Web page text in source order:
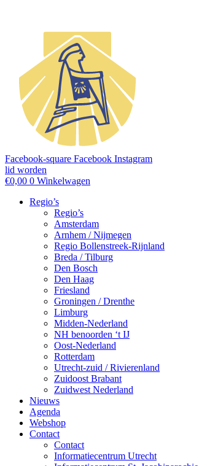
Facebook-square Facebook Instagram
lid worden
€0,00 0 Winkelwagen
Regio’s
Regio’s
Amsterdam
Arnhem / Nijmegen
Regio Bollenstreek-Rijnland
Breda / Tilburg
Den Bosch
Den Haag
Friesland
Groningen / Drenthe
Limburg
Midden-Nederland
NH benoorden ‘t IJ
Oost-Nederland
Rotterdam
Utrecht-zuid / Rivierenland
Zuidoost Brabant
Zuidwest Nederland
Nieuws
Agenda
Webshop
Contact
Contact
Informatiecentrum Utrecht